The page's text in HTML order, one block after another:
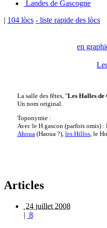
Landes de Gascogne
| 104 lòcs - liste rapide des lòcs
en
La salle des fêtes, "Les Halles de
Un nom original.
Toponymie :
Avec le H gascon (parfois omis) :
Ahoua(Haoua ?), les Hillos, le
Articles
24 juillet 2008
| 8